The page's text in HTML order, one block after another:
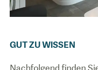
GUT ZU WISSEN
Nachfolgend finden